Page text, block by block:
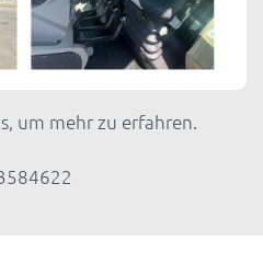
um mehr zu erfahren.